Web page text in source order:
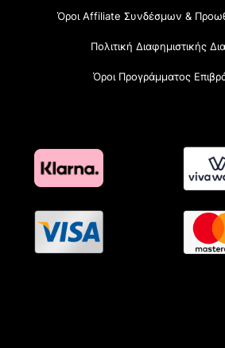
Όροι Affiliate Συνδέσμων &
Πολιτική Διαφημιστικής
Όροι Προγράμματος